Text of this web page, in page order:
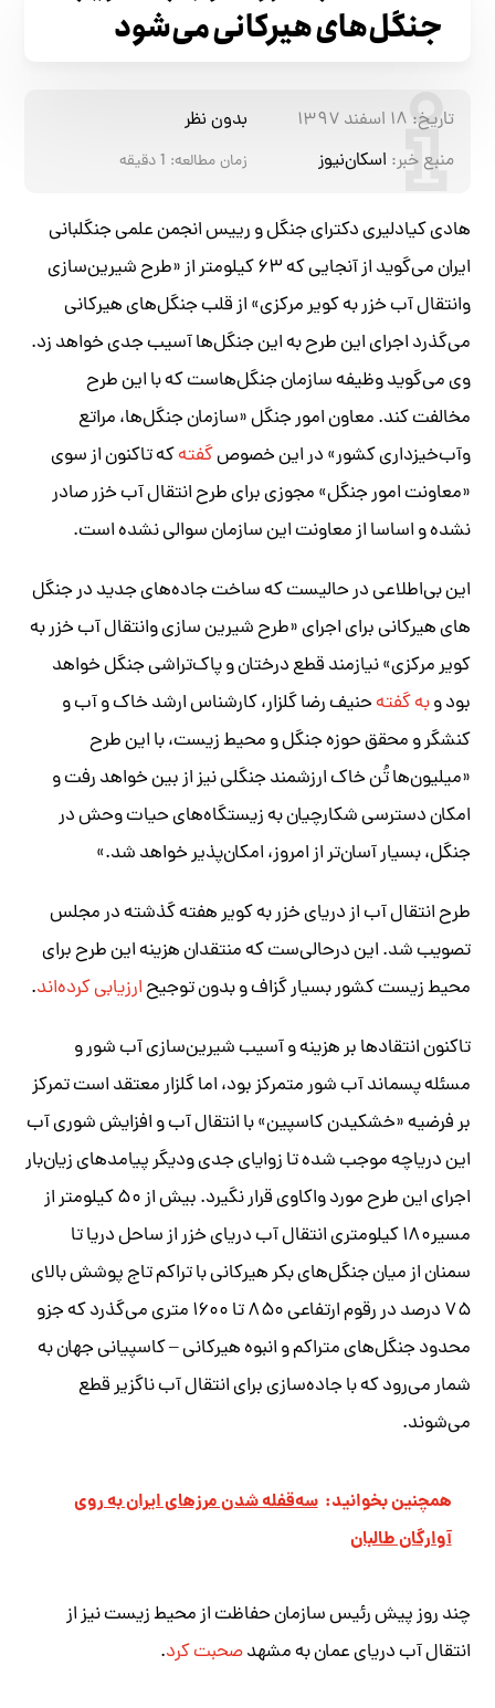
جنگل‌های هیرکانی می‌شود
تاریخ: ۱۸ اسفند ۱۳۹۷
بدون نظر
منبع خبر: اسکان‌نیوز زمان مطالعه: 1دقیقه
هادی کیادلیری دکترای جنگل و رییس انجمن علمی جنگلبانی
ایران می‌گوید از آنجایی که ۶۳ کیلومتر از «طرح شیرین‌سازی
وانتقال آب خزر به کویر مرکزی» از قلب جنگل‌های هیرکانی
می‌گذرد اجرای این طرح به این جنگل‌ها آسیب جدی خواهد زد.
وی می‌گوید وظیفه سازمان جنگل‌هاست که با این طرح
مخالفت کند. معاون امور جنگل «سازمان جنگل‌ها، مراتع
وآب‌خیزداری کشور» در این خصوصگفتهکه تاکنون از سوی
«معاونت امور جنگل» مجوزی برای طرح انتقال آب خزر صادر
نشده و اساسا از معاونت این سازمان سوالی نشده است.
این بی‌اطلاعی در حالیست که ساخت جاده‌های جدید در جنگل
های هیرکانی برای اجرای «طرح شیرین سازی وانتقال آب خزر به
کویر مرکزی» نیازمند قطع درختان و پاک‌تراشی جنگل خواهد
بود وبه گفتهحنیف رضا گلزار، کارشناس ارشد خاک و آب و
کنشگر و محقق حوزه جنگل و محیط زیست، با این طرح
«میلیون‌ها تُن خاک ارزشمند جنگلی نیز از بین خواهد رفت و
امکان دسترسی شکارچیان به زیستگاه‌های حیات وحش در
جنگل، بسیار آسان‌تر از امروز، امکان‌پذیر خواهد شد.»
طرح انتقال آب از دریای خزر به کویر هفته گذشته در مجلس
تصویب شد. این درحالی‌ست که منتقدان هزینه این طرح برای
محیط زیست کشور بسیار گزاف و بدون توجیحارزیابی کرده‌اند.
تاکنون انتقادها بر هزینه و آسیب شیرین‌سازی آب شور و
مسئله پسماند آب‌ شور متمرکز بود، اما گلزار معتقد است تمرکز
بر فرضیه «خشکیدن کاسپین» با انتقال آب و افزایش شوری آب
این دریاچه موجب شده تا زوایای جدی ودیگر پیامدهای زیان‌بار
اجرای این طرح مورد واکاوی قرار نگیرد. بیش از ۵۰ کیلومتر از
مسیر۱۸۰ کیلومتری انتقال آب دریای خزر از ساحل دریا تا
سمنان از میان جنگل‌های بکر هیرکانی با تراکم تاج پوشش بالای
۷۵ درصد در رقوم ارتفاعی ۸۵۰ تا ۱۶۰۰ متری می‌گذرد که جزو
محدود جنگل‌های متراکم و انبوه هیرکانی – کاسپیانی جهان به
شمار می‌رود که با جاده‌سازی برای انتقال آب ناگزیر قطع
می‌شوند.
همچنین بخوانید: سه‌قفله شدن مرزهای ایران به روی
آوارگان طالبان
چند روز پیش رئیس سازمان حفاظت از محیط زیست نیز از
انتقال آب دریای عمان به مشهدصحبت کرد.